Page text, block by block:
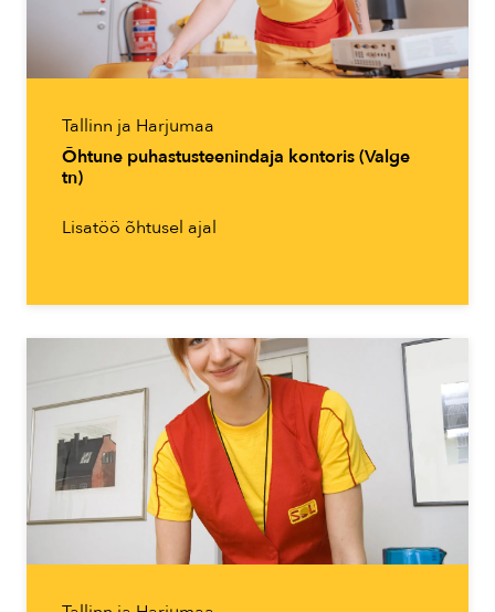
Tallinn ja Harjumaa
Õhtune puhastusteenindaja kontoris (Valge
tn)
Lisatöö õhtusel ajal